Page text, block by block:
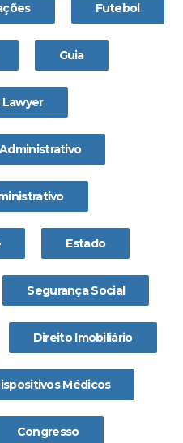
Futebol
Guia
Estado
Segurança Social
Direito Imobiliário
Médicos
Congresso